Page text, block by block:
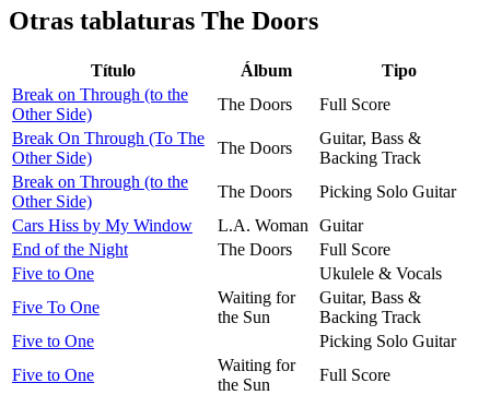
Otras tablaturas The Doors
Título Álbum
Tipo
Break on Through (to the
Other Side)
The Doors
Full Score
Break On Through (To The
Other Side)
The Doors
Guitar, Bass &
Backing Track
Break on Through (to the
Other Side)
The Doors
Picking Solo Guitar
Cars Hiss by My Window
L.A. Woman
Guitar
End of the Night
The Doors
Full Score
Five to One
Ukulele & Vocals
Five To One
Waiting for
the Sun
Guitar, Bass &
Backing Track
Five to One
Picking Solo Guitar
Five to One
Waiting for
the Sun
Full Score